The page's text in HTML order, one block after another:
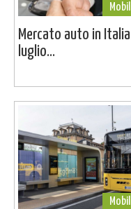
Mercato auto in
luglio...